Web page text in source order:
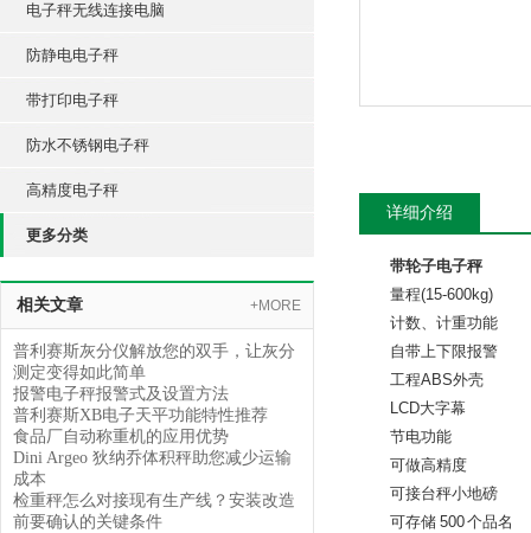
电子秤无线连接电脑
防静电电子秤
带打印电子秤
防水不锈钢电子秤
高精度电子秤
更多分类
相关文章 +MORE
普利赛斯灰分仪解放您的双手，让灰分
测定变得如此简单
报警电子秤报警式及设置方法
普利赛斯XB电子天平功能特性推荐
食品厂自动称重机的应用优势
Dini Argeo 狄纳乔体积秤助您减少运输
成本
检重秤怎么对接现有生产线？安装改造
前要确认的关键条件
详细介绍
带轮子电子秤
量程(15-600kg)
计数、计重功能
自带上下限报警
工程ABS外壳
LCD大字幕
节电功能
可做高精度
可接台秤小地磅
可存储 500 个品名